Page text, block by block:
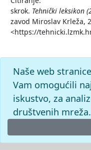
skrok. Tehnički leksikon
zavod Miroslav Krleža,
<https://
Naše web
Vam omogućili
iskustvo, za
društvenih mreža.
© 2026Leksikografski